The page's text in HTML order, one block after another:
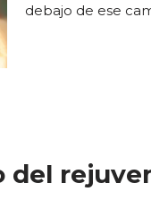
debajo de ese
del